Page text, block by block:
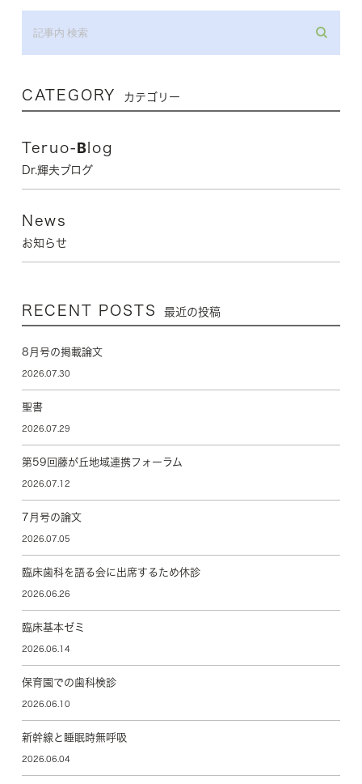
CATEGORY カテゴリー
Teruo-Blog
Dr.輝夫ブログ
News
お知らせ
RECENT POSTS 最近の投稿
8月号の掲載論文
2026.07.30
聖書
2026.07.29
第59回藤が丘地域連携フォーラム
2026.07.12
7月号の論文
2026.07.05
臨床歯科を語る会に出席するため休診
2026.06.26
臨床基本ゼミ
2026.06.14
保育園での歯科検診
2026.06.10
新幹線と睡眠時無呼吸
2026.06.04